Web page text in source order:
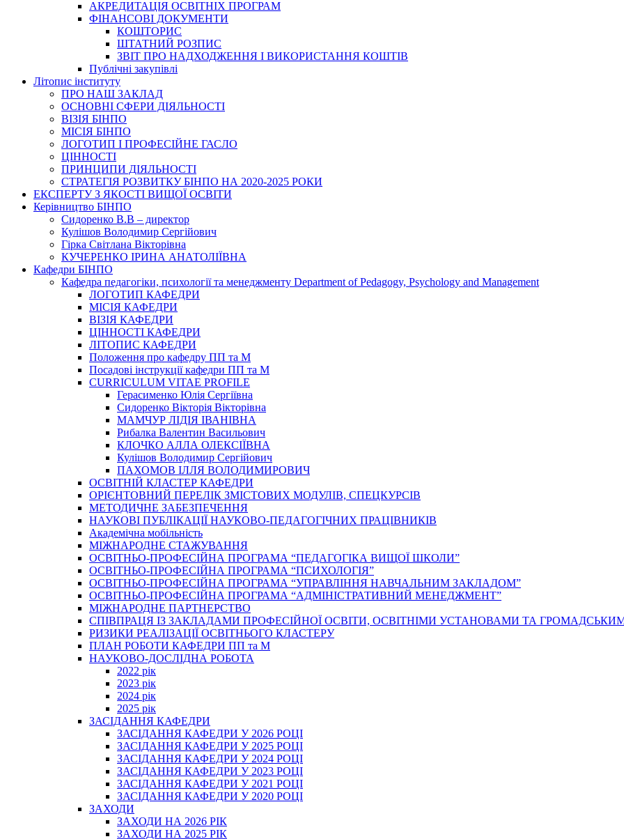
АКРЕДИТАЦІЯ ОСВІТНІХ ПРОГРАМ
ФІНАНСОВІ ДОКУМЕНТИ
КОШТОРИС
ШТАТНИЙ РОЗПИС
ЗВІТ ПРО НАДХОДЖЕННЯ І ВИКОРИСТАННЯ КОШТІВ
Публічні закупівлі
Літопис інституту
ПРО НАШ ЗАКЛАД
ОСНОВНІ СФЕРИ ДІЯЛЬНОСТІ
ВІЗІЯ БІНПО
МІСІЯ БІНПО
ЛОГОТИП І ПРОФЕСІЙНЕ ГАСЛО
ЦІННОСТІ
ПРИНЦИПИ ДІЯЛЬНОСТІ
СТРАТЕГІЯ РОЗВИТКУ БІНПО НА 2020-2025 РОКИ
ЕКСПЕРТУ З ЯКОСТІ ВИЩОЇ ОСВІТИ
Керівництво БІНПО
Сидоренко В.В – директор
Кулішов Володимир Сергійович
Гірка Світлана Вікторівна
КУЧЕРЕНКО ІРИНА АНАТОЛІЇВНА
Кафедри БІНПО
Кафедра педагогіки, психології та менеджменту Department of Pedagogy, Psychology and Management
ЛОГОТИП КАФЕДРИ
МІСІЯ КАФЕДРИ
ВІЗІЯ КАФЕДРИ
ЦІННОСТІ КАФЕДРИ
ЛІТОПИС КАФЕДРИ
Положення про кафедру ПП та М
Посадові інструкції кафедри ПП та М
CURRICULUM VITAE PROFILE
Герасименко Юлія Сергіївна
Сидоренко Вікторія Вікторівна
МАМЧУР ЛІДІЯ ІВАНІВНА
Рибалка Валентин Васильович
КЛОЧКО АЛЛА ОЛЕКСІЇВНА
Кулішов Володимир Сергійович
ПАХОМОВ ІЛЛЯ ВОЛОДИМИРОВИЧ
ОСВІТНІЙ КЛАСТЕР КАФЕДРИ
ОРІЄНТОВНИЙ ПЕРЕЛІК ЗМІСТОВИХ МОДУЛІВ, СПЕЦКУРСІВ
МЕТОДИЧНЕ ЗАБЕЗПЕЧЕННЯ
НАУКОВІ ПУБЛІКАЦІЇ НАУКОВО-ПЕДАГОГІЧНИХ ПРАЦІВНИКІВ
Академічна мобільність
МІЖНАРОДНЕ СТАЖУВАННЯ
ОСВІТНЬО-ПРОФЕСІЙНА ПРОГРАМА “ПЕДАГОГІКА ВИЩОЇ ШКОЛИ”
ОСВІТНЬО-ПРОФЕСІЙНА ПРОГРАМА “ПСИХОЛОГІЯ”
ОСВІТНЬО-ПРОФЕСІЙНА ПРОГРАМА “УПРАВЛІННЯ НАВЧАЛЬНИМ ЗАКЛАДОМ”
ОСВІТНЬО-ПРОФЕСІЙНА ПРОГРАМА “АДМІНІСТРАТИВНИЙ МЕНЕДЖМЕНТ”
МІЖНАРОДНЕ ПАРТНЕРСТВО
СПІВПРАЦЯ ІЗ ЗАКЛАДАМИ ПРОФЕСІЙНОЇ ОСВІТИ, ОСВІТНІМИ УСТАНОВАМИ ТА
РИЗИКИ РЕАЛІЗАЦІЇ ОСВІТНЬОГО КЛАСТЕРУ
ПЛАН РОБОТИ КАФЕДРИ ПП та М
НАУКОВО-ДОСЛІДНА РОБОТА
2022 рік
2023 рік
2024 рік
2025 рік
ЗАСІДАННЯ КАФЕДРИ
ЗАСІДАННЯ КАФЕДРИ У 2026 РОЦІ
ЗАСІДАННЯ КАФЕДРИ У 2025 РОЦІ
ЗАСІДАННЯ КАФЕДРИ У 2024 РОЦІ
ЗАСІДАННЯ КАФЕДРИ У 2023 РОЦІ
ЗАСІДАННЯ КАФЕДРИ У 2021 РОЦІ
ЗАСІДАННЯ КАФЕДРИ У 2020 РОЦІ
ЗАХОДИ
ЗАХОДИ НА 2026 РІК
ЗАХОДИ НА 2025 РІК